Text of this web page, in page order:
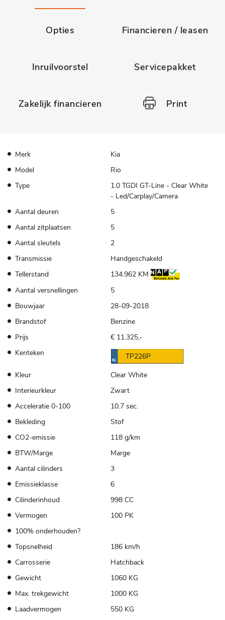
Opties Financieren / leasen
Inruilvoorstel Servicepakket
Zakelijk financieren Print
Merk
Kia
Model
Rio
Type
1.0 TGDI GT-Line - Clear White
- Led/Carplay/Camera
Aantal deuren
5
Aantal zitplaatsen
5
Aantal sleutels
2
Transmissie
Handgeschakeld
Tellerstand
134.962 KM
Aantal versnellingen
5
Bouwjaar
28-09-2018
Brandstof
Benzine
Prijs
€ 11.325,-
Kenteken
TP226P
Kleur
Clear White
Interieurkleur
Zwart
Acceleratie 0-100
10.7 sec.
Bekleding
Stof
CO2-emissie
118 g/km
BTW/Marge
Marge
Aantal cilinders
3
Emissieklasse
6
Cilinderinhoud
998 CC
Vermogen
100 PK
100% onderhouden?
Topsnelheid
186 km/h
Carrosserie
Hatchback
Gewicht
1060 KG
Max. trekgewicht
1000 KG
Laadvermogen
550 KG